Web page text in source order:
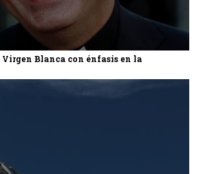
Blanca con énfasis en la